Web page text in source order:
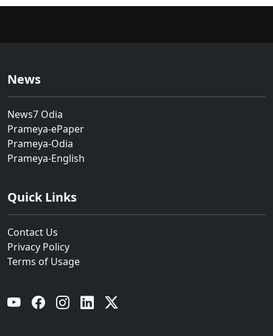
News
News7 Odia
Prameya-ePaper
Prameya-Odia
Prameya-English
Quick Links
Contact Us
Privacy Policy
Terms of Usage
YouTube Facebook Instagram Linkedin